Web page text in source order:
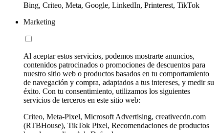
Bing, Criteo, Meta, Google, LinkedIn, Printerest, TikTok
Marketing
Al aceptar estos servicios, podemos mostrarte anuncios,
contenidos patrocinados o promociones de descuentos para
nuestro sitio web o productos basados en tu comportamiento
de navegación y compra, adaptados a tus intereses, y medir su
éxito. Con tu consentimiento, utilizamos los siguientes
servicios de terceros en este sitio web:
Criteo, Meta-Pixel, Microsoft Advertising, creativecdn.com
(RTBHouse), TikTok Pixel, Recomendaciones de productos